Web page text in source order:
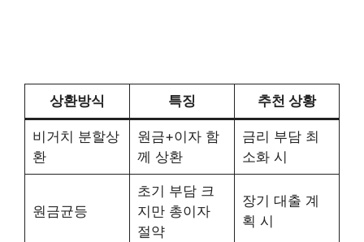
상환방식 특징 추천 상황
비거치 분할상
환
원금+이자 함
께 상환
금리 부담 최
소화 시
원금균등
초기 부담 크
지만 총이자
절약
장기 대출 계
획 시